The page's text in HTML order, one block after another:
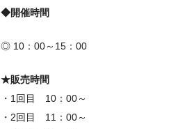
◆開催時間
◎ 10：00～15：00
★販売時間
・1回目 10：00～
・2回目 11：00～